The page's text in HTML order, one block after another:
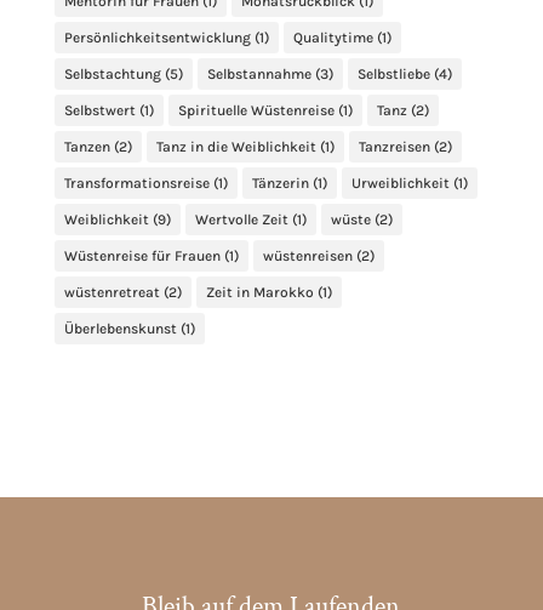
Persönlichkeitsentwicklung(1) Qualitytime(1)
Selbstachtung(5) Selbstannahme(3) Selbstliebe(4)
Selbstwert(1) Spirituelle Wüstenreise(1) Tanz(2)
Tanzen(2) Tanz in die Weiblichkeit(1) Tanzreisen(2)
Transformationsreise(1) Tänzerin(1) Urweiblichkeit(1)
Weiblichkeit(9) Wertvolle Zeit(1) wüste(2)
Wüstenreise für Frauen(1) wüstenreisen(2)
wüstenretreat(2) Zeit in Marokko (1)
Überlebenskunst(1)